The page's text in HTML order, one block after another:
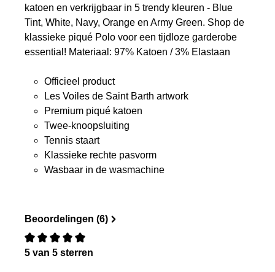
katoen en verkrijgbaar in 5 trendy kleuren - Blue
Tint, White, Navy, Orange en Army Green. Shop de
klassieke piqué Polo voor een tijdloze garderobe
essential! Materiaal: 97% Katoen / 3% Elastaan
Officieel product
Les Voiles de Saint Barth artwork
Premium piqué katoen
Twee-knoopsluiting
Tennis staart
Klassieke rechte pasvorm
Wasbaar in de wasmachine
Beoordelingen (6)
Recensie met een waardering van 0 van de 5 sterren
5 van 5 sterren